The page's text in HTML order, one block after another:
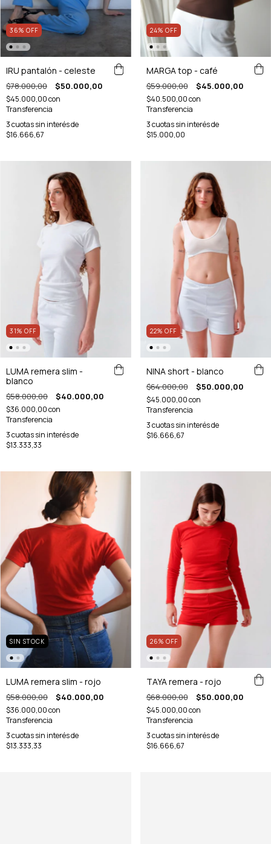
36% OFF
IRU pantalón - celeste
$78.000,00 $50.000,00
$45.000,00con
Transferencia
3cuotas sin interés de
$16.666,67
24% OFF
MARGA top - café
$59.000,00 $45.000,00
$40.500,00con
Transferencia
3cuotas sin interés de
$15.000,00
31% OFF
LUMA remera slim -
blanco
$58.000,00 $40.000,00
$36.000,00con
Transferencia
3cuotas sin interés de
$13.333,33
22% OFF
NINA short - blanco
$64.000,00 $50.000,00
$45.000,00con
Transferencia
3cuotas sin interés de
$16.666,67
SIN STOCK
LUMA remera slim - rojo
$58.000,00 $40.000,00
$36.000,00con
Transferencia
3cuotas sin interés de
$13.333,33
26% OFF
TAYA remera - rojo
$68.000,00 $50.000,00
$45.000,00con
Transferencia
3cuotas sin interés de
$16.666,67